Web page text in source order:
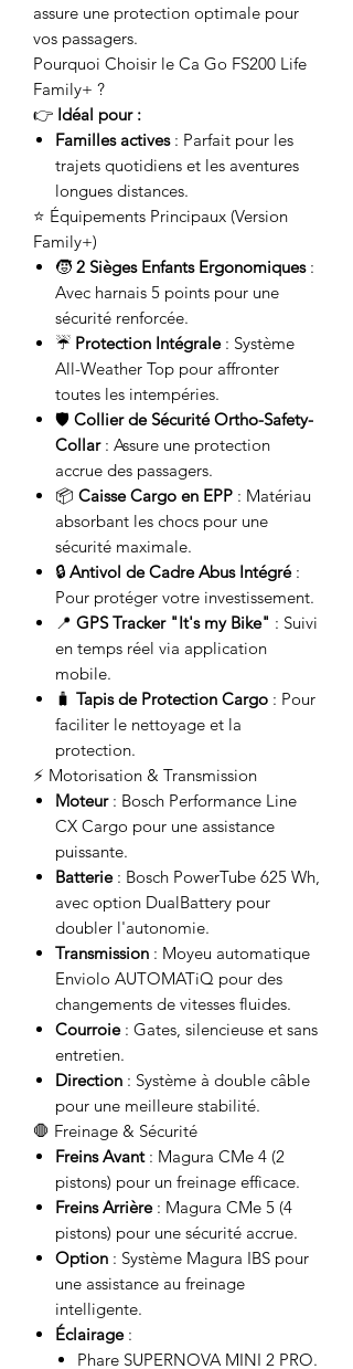
assure une protection optimale pour
vos passagers.
Pourquoi Choisir le Ca Go FS200 Life
Family+ ?
👉 Idéal pour :
Familles actives: Parfait pour les
trajets quotidiens et les aventures
longues distances.
⭐ Équipements Principaux (Version
Family+)
🧒 2 Sièges Enfants Ergonomiques:
Avec harnais 5 points pour une
sécurité renforcée.
☔ Protection Intégrale: Système
All-Weather Top pour affronter
toutes les intempéries.
🛡️ Collier de Sécurité Ortho-Safety-
Collar: Assure une protection
accrue des passagers.
📦 Caisse Cargo en EPP : Matériau
absorbant les chocs pour une
sécurité maximale.
🔒 Antivol de Cadre Abus Intégré:
Pour protéger votre investissement.
📍 GPS Tracker "It's my Bike" : Suivi
en temps réel via application
mobile.
🧳 Tapis de Protection Cargo : Pour
faciliter le nettoyage et la
protection.
⚡ Motorisation & Transmission
Moteur: Bosch Performance Line
CX Cargo pour une assistance
puissante.
Batterie: Bosch PowerTube 625 Wh,
avec option DualBattery pour
doubler l'autonomie.
Transmission : Moyeu automatique
Enviolo AUTOMATiQ pour des
changements de vitesses fluides.
Courroie: Gates, silencieuse et sans
entretien.
Direction : Système à double câble
pour une meilleure stabilité.
🛑 Freinage & Sécurité
Freins Avant: Magura CMe 4 (2
pistons) pour un freinage efficace.
Freins Arrière: Magura CMe 5 (4
pistons) pour une sécurité accrue.
Option : Système Magura IBS pour
une assistance au freinage
intelligente.
Éclairage:
Phare SUPERNOVA MINI 2 PRO.